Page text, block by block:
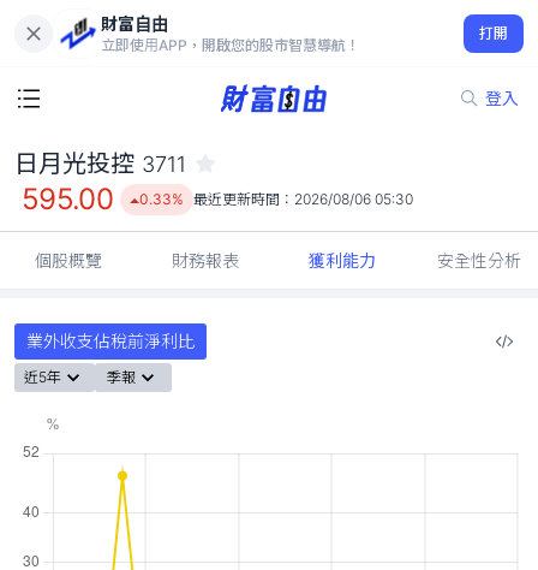
財富自由
立即使用APP，開啟您的股市智慧導航！
打開
登入
595.00
0.33%
日月光投控 3711
595.00 0.33% 最近更新時間： 2026/08/06 05:30
個股概覽 財務報表 獲利能力 安全性分析
業外收支佔稅前淨利比
近5年 季報